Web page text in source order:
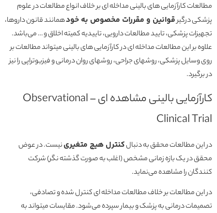
مطالعات کارآزمایی های بالینی مداخله ای بر خلاف انواع مطالعات در علوم
پزشکی درگیرقوانین و مقررات مخصوص به خودهمانند قانون داروها،
تجهیزات پزشکی، تایید مطالعات دارویی، تاییدیه کمیته اخلاق و … می‌باشد.
علاوه بر این مطالعات مداخله ای در کارآزمایی های بالینی میتواند مطالعات بر
روی وسایل پزشکی، روشهای جراحی، روشهای روان درمانی و فیزیوتراپی را نیز
در برگیرد.
کارآزمایی بالینی مشاهده ای – Observational
Clinical Trial
در این مطالعات محقق به دنبالکنترل هیچ متغیرینیست. در عوض
محقق در یک بازه زمانی مشخص (اغلب به صورت گذشته نگر) شرکت
کنندگان را مشاهده می‌نماید.
در این مطالعات بر خلاف مطالعات مداخله ای کنترل شده و تصادفی،
تصمیمات درمانی به پزشک و بیمار سپرده می‌شود. مقایسات میتواند به